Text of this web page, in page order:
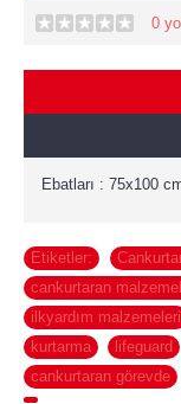
0
Ebatları : 75x100
Etiketler:
cankurtaran
ilkyardım malzemeleri
kurtarma
lifeguard
cankurtaran görevde